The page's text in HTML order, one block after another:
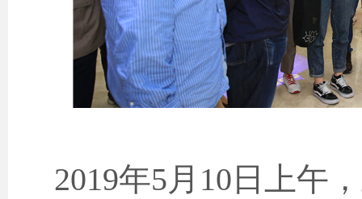
2019年5月 10 日上午